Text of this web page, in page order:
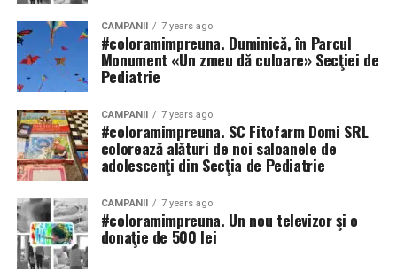
CAMPANII 7 years ago
#coloramimpreuna. Duminică, în Parcul
Monument «Un zmeu dă culoare» Secţiei de
Pediatrie
CAMPANII 7 years ago
#coloramimpreuna. SC Fitofarm Domi SRL
colorează alături de noi saloanele de
adolescenţi din Secţia de Pediatrie
CAMPANII 7 years ago
#coloramimpreuna. Un nou televizor şi o
donaţie de 500 lei